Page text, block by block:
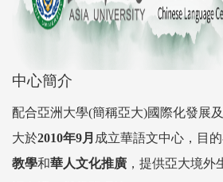
中心簡介
配合亞洲大學(簡稱亞大)國際化發展
大於2010年9月 成立華語文中心，目
教學和華人文化推廣 ，提供亞大境